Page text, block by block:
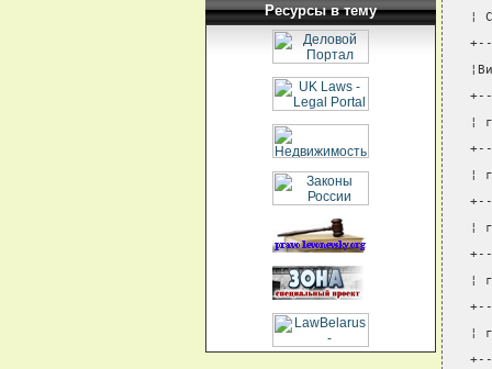
Ресурсы в тему
¦
¦
¦
¦
¦
¦